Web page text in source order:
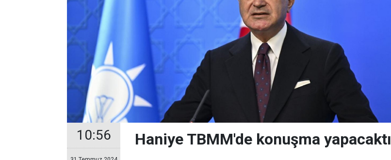
10:56 Haniye TBMM'de konuşma yapacaktı